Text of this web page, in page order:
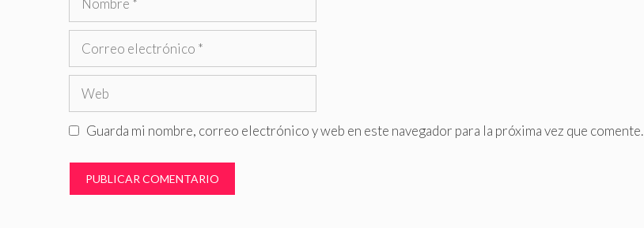
Correo
Web
Guarda mi nombre, correo electrónico y web en este navegador para la próxima vez que comente.